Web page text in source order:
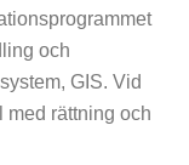
och
GIS. Vid
med rättning och